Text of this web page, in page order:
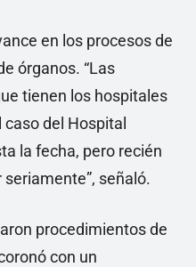
en los procesos de
órganos. “Las
tienen los hospitales
del Hospital
la fecha, pero recién
señaló.
procedimientos de
con un